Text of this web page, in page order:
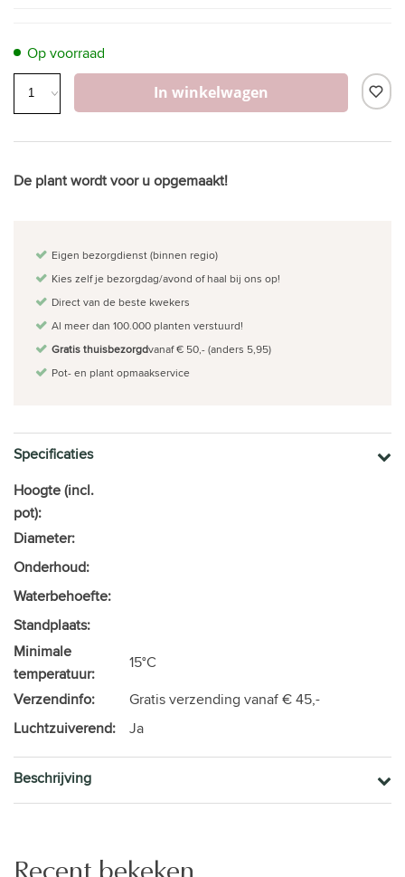
Op voorraad
In winkelwagen
De plant wordt voor u opgemaakt!
Eigen bezorgdienst (binnen regio)
Kies zelf je bezorgdag/avond of haal bij ons op!
Direct van de beste kwekers
Al meer dan 100.000 planten verstuurd!
Gratis thuisbezorgdvanaf € 50,- (anders 5,95)
Pot- en plant opmaakservice
Specificaties
Hoogte (incl.
pot):
Diameter:
Onderhoud:
Waterbehoefte:
Standplaats:
Minimale
temperatuur:
15°C
Verzendinfo:
Gratis verzending vanaf € 45,-
Luchtzuiverend:
Ja
Beschrijving
Recent bekeken